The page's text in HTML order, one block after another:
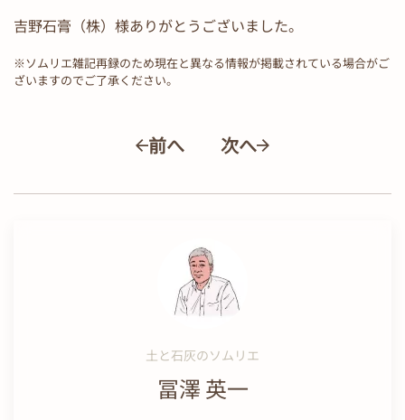
吉野石膏（株）様ありがとうございました。
※ソムリエ雑記再録のため現在と異なる情報が掲載されている場合がご
ざいますのでご了承ください。
前へ 次へ
土と石灰のソムリエ
冨澤 英一